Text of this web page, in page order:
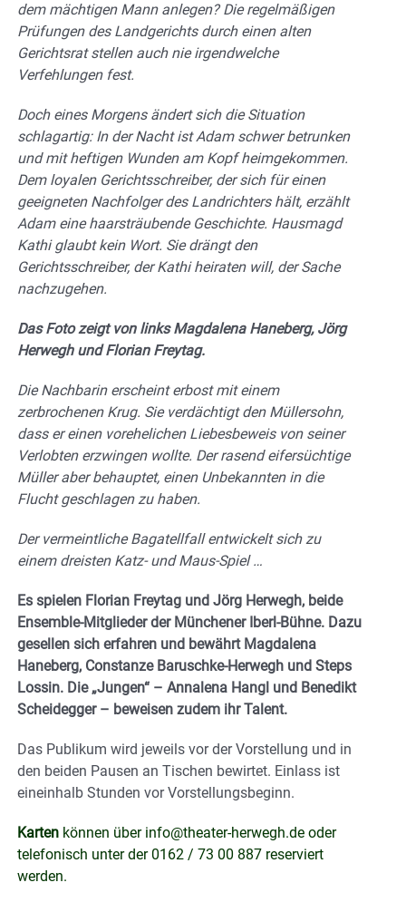
dem mächtigen Mann anlegen? Die regelmäßigen
Prüfungen des Landgerichts durch einen alten
Gerichtsrat stellen auch nie irgendwelche
Verfehlungen fest.
Doch eines Morgens ändert sich die Situation
schlagartig: In der Nacht ist Adam schwer betrunken
und mit heftigen Wunden am Kopf heimgekommen.
Dem loyalen Gerichtsschreiber, der sich für einen
geeigneten Nachfolger des Landrichters hält, erzählt
Adam eine haarsträubende Geschichte. Hausmagd
Kathi glaubt kein Wort. Sie drängt den
Gerichtsschreiber, der Kathi heiraten will, der Sache
nachzugehen.
Das Foto zeigt von links Magdalena Haneberg, Jörg
Herwegh und Florian Freytag.
Die Nachbarin erscheint erbost mit einem
zerbrochenen Krug. Sie verdächtigt den Müllersohn,
dass er einen vorehelichen Liebesbeweis von seiner
Verlobten erzwingen wollte. Der rasend eifersüchtige
Müller aber behauptet, einen Unbekannten in die
Flucht geschlagen zu haben.
Der vermeintliche Bagatellfall entwickelt sich zu
einem dreisten Katz- und Maus-Spiel …
Es spielen Florian Freytag und Jörg Herwegh, beide
Ensemble-Mitglieder der Münchener Iberl-Bühne. Dazu
gesellen sich erfahren und bewährt Magdalena
Haneberg, Constanze Baruschke-Herwegh und Steps
Lossin. Die „Jungen“ – Annalena Hangl und Benedikt
Scheidegger – beweisen zudem ihr Talent.
Das Publikum wird jeweils vor der Vorstellung und in
den beiden Pausen an Tischen bewirtet. Einlass ist
eineinhalb Stunden vor Vorstellungsbeginn.
Karten können über info@theater-herwegh.de oder
telefonisch unter der 0162 / 73 00 887 reserviert
werden.